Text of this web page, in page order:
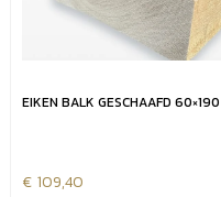
EIKEN BALK GESCHAAFD 60×190
€ 109,40